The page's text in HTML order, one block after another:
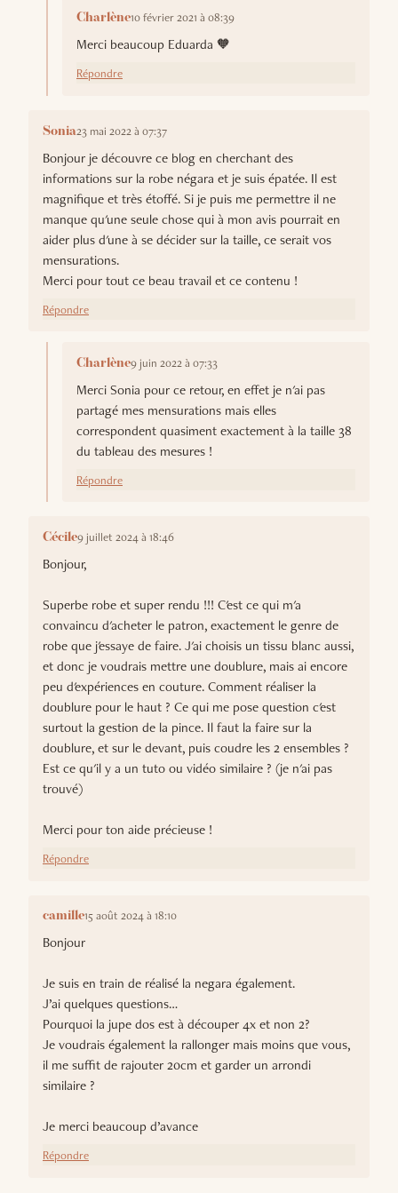
Charlène10 février 2021 à 08:39
Merci beaucoup Eduarda 🧡
Répondre
Sonia23 mai 2022 à 07:37
Bonjour je découvre ce blog en cherchant des
informations sur la robe négara et je suis épatée. Il est
magnifique et très étoffé. Si je puis me permettre il ne
manque qu'une seule chose qui à mon avis pourrait en
aider plus d'une à se décider sur la taille, ce serait vos
mensurations.
Merci pour tout ce beau travail et ce contenu !
Répondre
Charlène9 juin 2022 à 07:33
Merci Sonia pour ce retour, en effet je n'ai pas
partagé mes mensurations mais elles
correspondent quasiment exactement à la taille 38
du tableau des mesures !
Répondre
Cécile9 juillet 2024 à 18:46
Bonjour,
Superbe robe et super rendu !!! C'est ce qui m'a
convaincu d'acheter le patron, exactement le genre de
robe que j'essaye de faire. J'ai choisis un tissu blanc aussi,
et donc je voudrais mettre une doublure, mais ai encore
peu d'expériences en couture. Comment réaliser la
doublure pour le haut ? Ce qui me pose question c'est
surtout la gestion de la pince. Il faut la faire sur la
doublure, et sur le devant, puis coudre les 2 ensembles ?
Est ce qu'il y a un tuto ou vidéo similaire ? (je n'ai pas
trouvé)
Merci pour ton aide précieuse !
Répondre
camille15 août 2024 à 18:10
Bonjour
Je suis en train de réalisé la negara également.
J’ai quelques questions…
Pourquoi la jupe dos est à découper 4x et non 2?
Je voudrais également la rallonger mais moins que vous,
il me suffit de rajouter 20cm et garder un arrondi
similaire ?
Je merci beaucoup d’avance
Répondre